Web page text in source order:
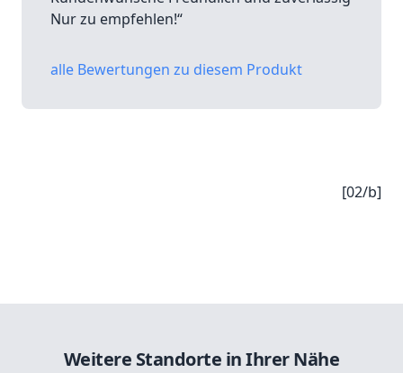
Nur zu empfehlen!“
alle Bewertungen zu diesem Produkt
[02/b]
Weitere Standorte in Ihrer Nähe